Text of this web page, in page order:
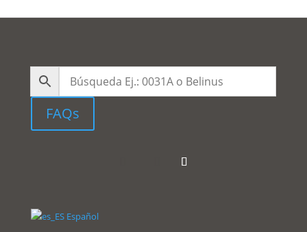
FAQs
Español